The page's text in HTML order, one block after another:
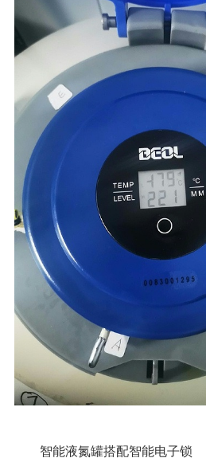
智能液氮罐搭配智能电子锁